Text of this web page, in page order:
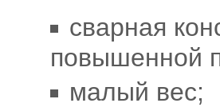
сварная
повышенной
малый вес;